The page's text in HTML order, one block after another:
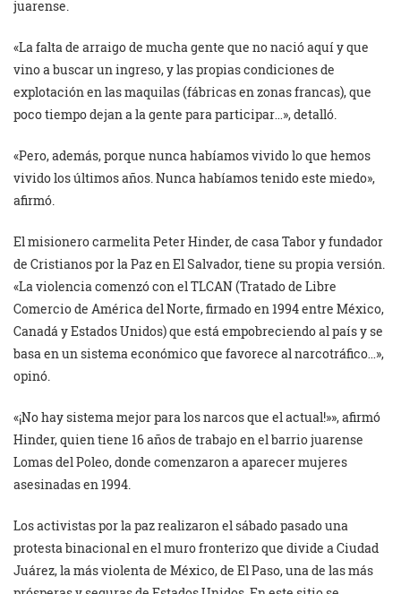
juarense.
«La falta de arraigo de mucha gente que no nació aquí y que
vino a buscar un ingreso, y las propias condiciones de
explotación en las maquilas (fábricas en zonas francas), que
poco tiempo dejan a la gente para participar…», detalló.
«Pero, además, porque nunca habíamos vivido lo que hemos
vivido los últimos años. Nunca habíamos tenido este miedo»,
afirmó.
El misionero carmelita Peter Hinder, de casa Tabor y fundador
de Cristianos por la Paz en El Salvador, tiene su propia versión.
«La violencia comenzó con el TLCAN (Tratado de Libre
Comercio de América del Norte, firmado en 1994 entre México,
Canadá y Estados Unidos) que está empobreciendo al país y se
basa en un sistema económico que favorece al narcotráfico…»,
opinó.
«¡No hay sistema mejor para los narcos que el actual!»», afirmó
Hinder, quien tiene 16 años de trabajo en el barrio juarense
Lomas del Poleo, donde comenzaron a aparecer mujeres
asesinadas en 1994.
Los activistas por la paz realizaron el sábado pasado una
protesta binacional en el muro fronterizo que divide a Ciudad
Juárez, la más violenta de México, de El Paso, una de las más